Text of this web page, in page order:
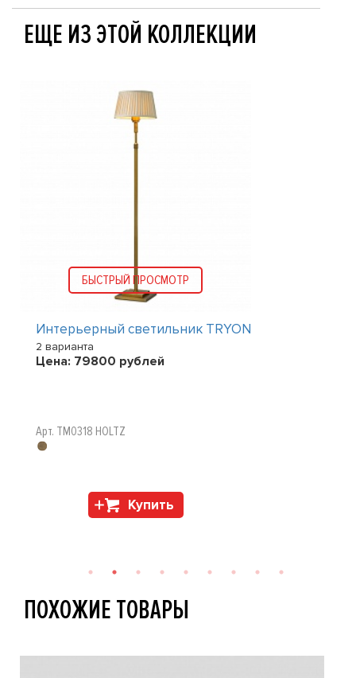
ЕЩЕ ИЗ ЭТОЙ КОЛЛЕКЦИИ
БЫСТРЫЙ ПРОСМОТР
Интерьерный светильник TRYON
2 варианта
Цена: 79800 рублей
Арт. TM0318 HOLTZ
Купить
ПОХОЖИЕ ТОВАРЫ